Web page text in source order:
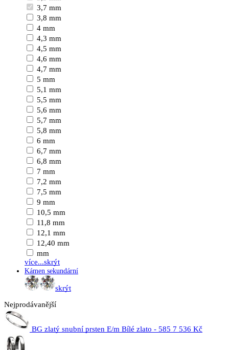
3,7 mm
3,8 mm
4 mm
4,3 mm
4,5 mm
4,6 mm
4,7 mm
5 mm
5,1 mm
5,5 mm
5,6 mm
5,7 mm
5,8 mm
6 mm
6,7 mm
6,8 mm
7 mm
7,2 mm
7,5 mm
9 mm
10,5 mm
11,8 mm
12,1 mm
12,40 mm
mm
více...skrýt
Kámen sekundární
skrýt
Nejprodávanější
BG zlatý snubní prsten E/m Bílé zlato - 585 7 536 Kč